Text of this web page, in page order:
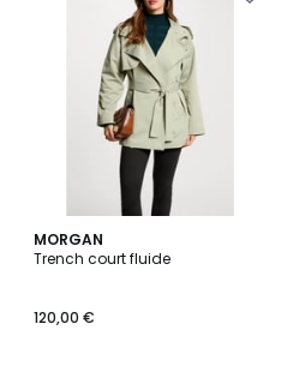
MORGAN
Trench court fluide
120,00 €
2
Couleurs